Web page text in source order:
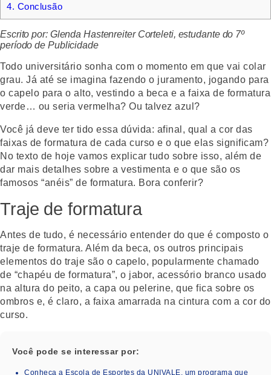
4. Conclusão
Escrito por: Glenda Hastenreiter Corteleti, estudante do 7º
período de Publicidade
Todo universitário sonha com o momento em que vai colar
grau. Já até se imagina fazendo o juramento, jogando para
o capelo para o alto, vestindo a beca e a faixa de formatura
verde… ou seria vermelha? Ou talvez azul?
Você já deve ter tido essa dúvida: afinal, qual a cor das
faixas de formatura de cada curso e o que elas significam?
No texto de hoje vamos explicar tudo sobre isso, além de
dar mais detalhes sobre a vestimenta e o que são os
famosos “anéis” de formatura. Bora conferir?
Traje de formatura
Antes de tudo, é necessário entender do que é composto o
traje de formatura. Além da beca, os outros principais
elementos do traje são o capelo, popularmente chamado
de “chapéu de formatura”, o jabor, acessório branco usado
na altura do peito, a capa ou pelerine, que fica sobre os
ombros e, é claro, a faixa amarrada na cintura com a cor do
curso.
Você pode se interessar por:
Conheça a Escola de Esportes da UNIVALE, um programa que